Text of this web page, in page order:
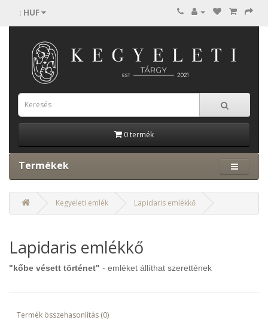
: HUF
0 termék
Termékek
Kegyeleti emlék Lapidaris emlékkő
Lapidaris emlékkő
"kőbe vésett történet" - emléket állíthat szerettének
Termék összehasonlítás (0)